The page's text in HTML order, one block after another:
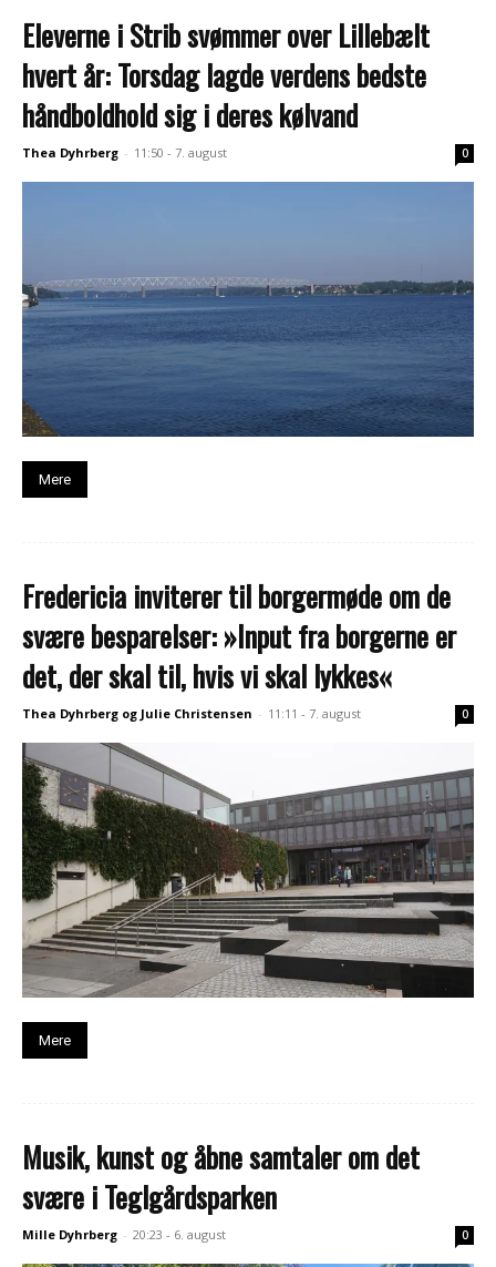
Eleverne i Strib svømmer over Lillebælt
hvert år: Torsdag lagde verdens bedste
håndboldhold sig i deres kølvand
Thea Dyhrberg - 11:50 - 7. august 0
Mere
Fredericia inviterer til borgermøde om de
svære besparelser: »Input fra borgerne er
det, der skal til, hvis vi skal lykkes«
Thea Dyhrberg og Julie Christensen - 11:11 - 7. august 0
Mere
Musik, kunst og åbne samtaler om det
svære i Teglgårdsparken
Mille Dyhrberg - 20:23 - 6. august 0